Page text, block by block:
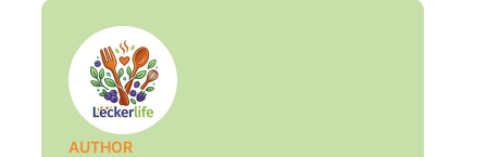
AUTHOR